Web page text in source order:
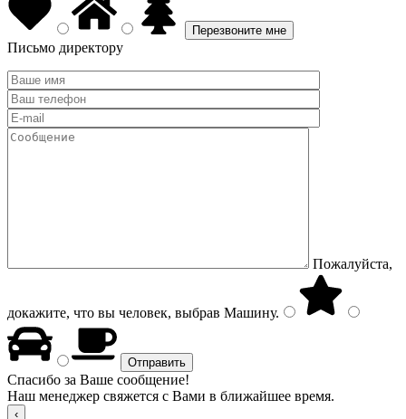
Письмо директору
Пожалуйста,
докажите, что вы человек, выбрав Машину.
Спасибо за Ваше сообщение!
Наш менеджер свяжется с Вами в ближайшее время.